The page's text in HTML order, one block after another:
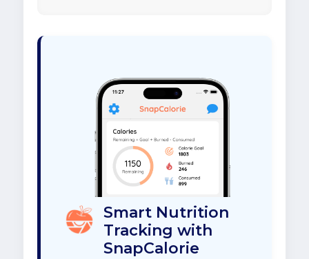
Smart Nutrition
Tracking with
SnapCalorie